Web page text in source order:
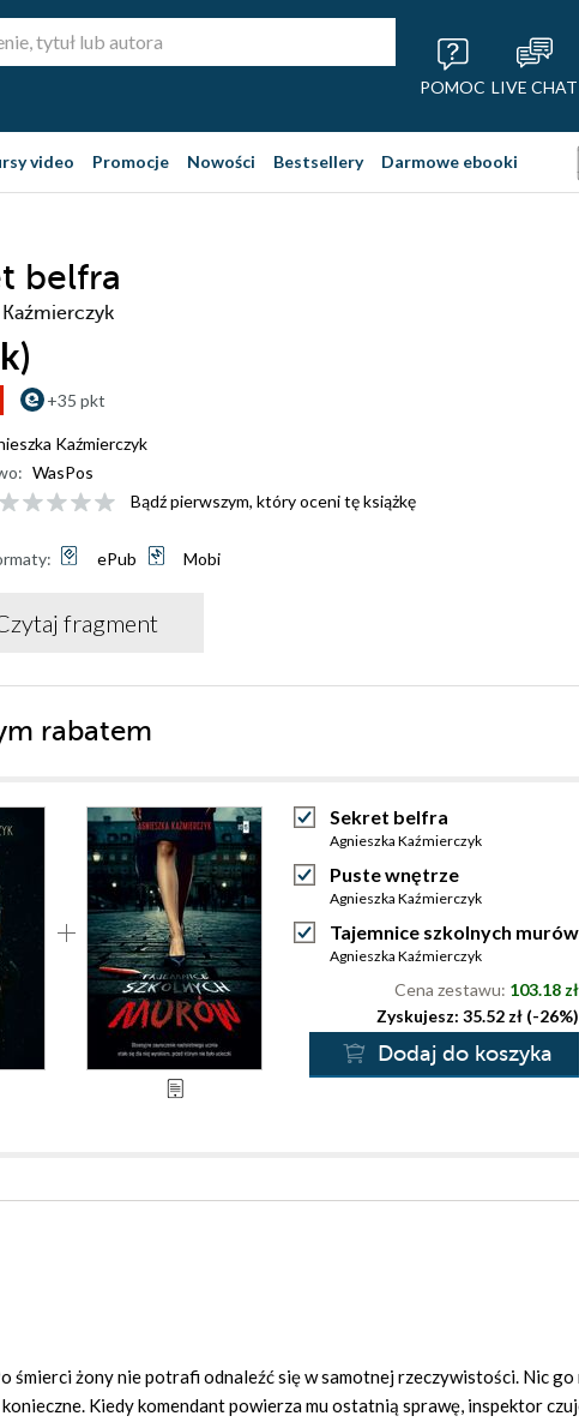
POMOC LIVE CHAT
video Promocje Nowości Bestsellery Darmowe ebooki
belfra
+35 pkt
Kaźmierczyk
WasPos
Bądź pierwszym, który oceni tę książkę
ePub Mobi
fragment
rabatem
Sekret belfra
Agnieszka Kaźmierczyk
Puste wnętrze
Agnieszka Kaźmierczyk
Tajemnice szkolnych murów
Agnieszka Kaźmierczyk
Cena zestawu: 103.18 zł
Zyskujesz: 35.52 zł (-26%)
Dodaj do koszyka
śmierci żony nie potrafi odnaleźć się w samotnej rzeczywistości. Nic go
Kiedy komendant powierza mu ostatnią sprawę, inspektor